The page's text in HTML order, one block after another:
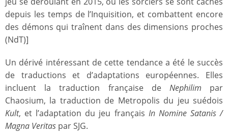
depuis les temps de l’Inquisition, et combattent encore
des démons qui traînent dans des dimensions proches
(NdT)]
Un dérivé intéressant de cette tendance a été le succès
de traductions et d’adaptations européennes. Elles
incluent la traduction française de Nephilim par
Chaosium, la traduction de Metropolis du jeu suédois
Kult, et l’adaptation du jeu français In Nomine Satanis /
Magna Veritas par SJG.